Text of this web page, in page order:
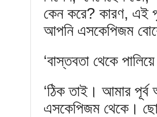
কেন করে? কারণ, এই
আপনি এসকেপিজম
‘বাস্তবতা থেকে
‘ঠিক তাই। আমার পূর্ব
এসকেপিজম থেকে।